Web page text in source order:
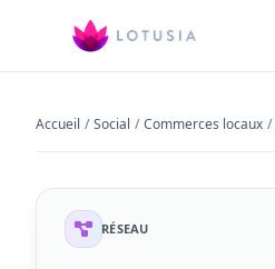
Accueil / Social / Commerces locaux /
RÉSEAU